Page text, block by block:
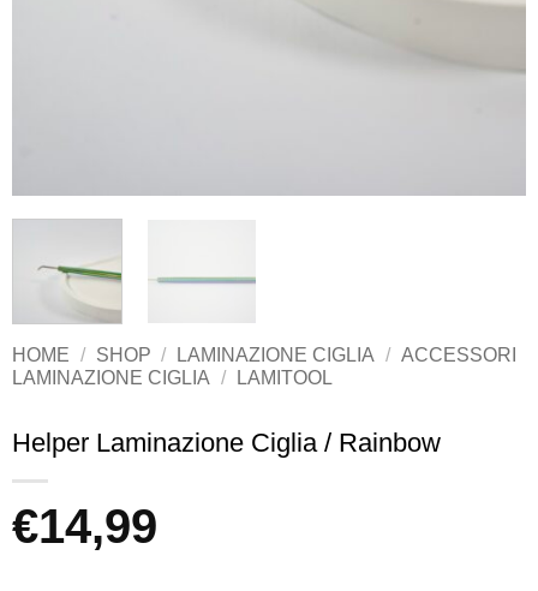
HOME / SHOP / LAMINAZIONE CIGLIA / ACCESSORI
LAMINAZIONE CIGLIA / LAMITOOL
Helper Laminazione Ciglia / Rainbow
€14,99